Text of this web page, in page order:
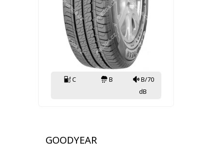
C B
B/70
dB
GOODYEAR